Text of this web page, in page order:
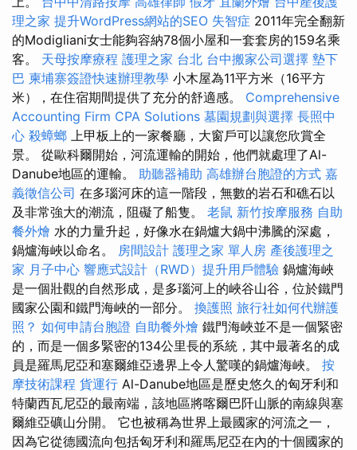
理之家 提升WordPress網站的SEO 失智症 2011年完全翻新
的Modigliani女士能夠容納78個小屋和一套套房的159名乘
客。 天母按摩療程 護理之家 台北 台中搬家公司選擇 墊下
巴 柬埔寨簽證快速辦理教學 小木屋為11平方米（16平方
米），在住宿期間提供了充分的舒適感。 Comprehensive
Accounting Firm CPA Solutions 墓園規劃與選擇 長照中
心 殺蟑螂 上甲板上的一家餐廳，大窗戶可以讓您欣賞全
景。 從歐科爾開始，河流運輸的開始，他們就處理了Al-
Danube地區的運輸。 助聽器補助 高雄辦台胞證的方式 嘉
義徵信公司 在多瑙河床的這一階段，無數的岩石和礁石以
及非常強大的潮流，阻礙了船隻。 老鼠 新竹按摩服務 自助
餐外燴 水的力量升起，好像水在鍋爐大鍋中沸騰的深處，
鍋爐海峽以命名。 房間設計 護理之家 單人房 產後護理之
家 月子中心 響應式設計（RWD）提升用戶體驗 鍋爐海峽
是一個壯觀的自然形成，是多瑙河上的峽谷山谷，位於鐵門
國家公園和鐵門海峽的一部分。 換護照 旅行社如何代辦護
照？ 如何申請台胞證 自助餐外燴 鐵門海峽並不是一個緊密
的，而是一個多緊密的134公里長的系統，其中最著名的成
員是羅馬尼亞和塞爾維亞邊界上令人驚嘆的鍋爐海峽。 按
摩技術課程 貨運行 Al-Danube地區是歷史悠久的匈牙利和
特蘭西瓦尼亞的最南端，該地區將喀爾巴阡山脈的南線與塞
爾維亞礦山分開。 它也被稱為世界上最國家的河流之一，
因為它從德國流向包括匈牙利和羅馬尼亞在內的十個國家的